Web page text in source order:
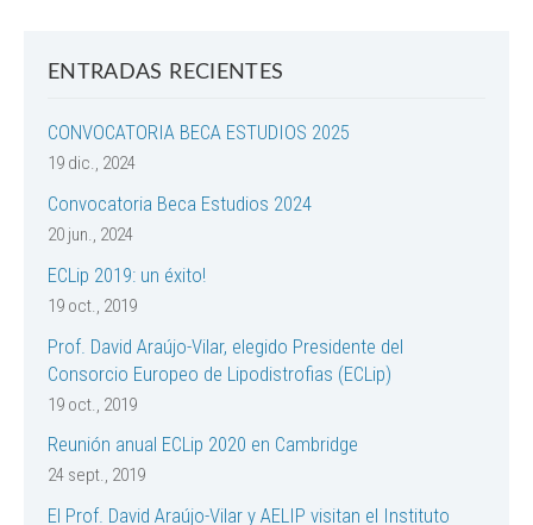
ENTRADAS RECIENTES
CONVOCATORIA BECA ESTUDIOS 2025
19 dic., 2024
Convocatoria Beca Estudios 2024
20 jun., 2024
ECLip 2019: un éxito!
19 oct., 2019
Prof. David Araújo-Vilar, elegido Presidente del
Consorcio Europeo de Lipodistrofias (ECLip)
19 oct., 2019
Reunión anual ECLip 2020 en Cambridge
24 sept., 2019
El Prof. David Araújo-Vilar y AELIP visitan el Instituto